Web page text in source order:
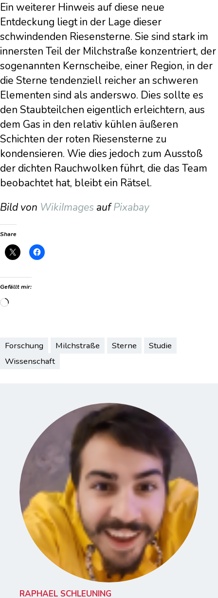
Ein weiterer Hinweis auf diese neue
Entdeckung liegt in der Lage dieser
schwindenden Riesensterne. Sie sind stark im
innersten Teil der Milchstraße konzentriert, der
sogenannten Kernscheibe, einer Region, in der
die Sterne tendenziell reicher an schweren
Elementen sind als anderswo. Dies sollte es
den Staubteilchen eigentlich erleichtern, aus
dem Gas in den relativ kühlen äußeren
Schichten der roten Riesensterne zu
kondensieren. Wie dies jedoch zum Ausstoß
der dichten Rauchwolken führt, die das Team
beobachtet hat, bleibt ein Rätsel.
Bild von WikiImages aufPixabay
Share
Gefällt mir:
Wird
Forschung Milchstraße Sterne
Studie
Wissenschaft
RAPHAEL SCHLEUNING